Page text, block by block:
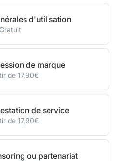
d'utilisation
Gratuit
de marque
de 17,90€
de service
de 17,90€
ou partenariat